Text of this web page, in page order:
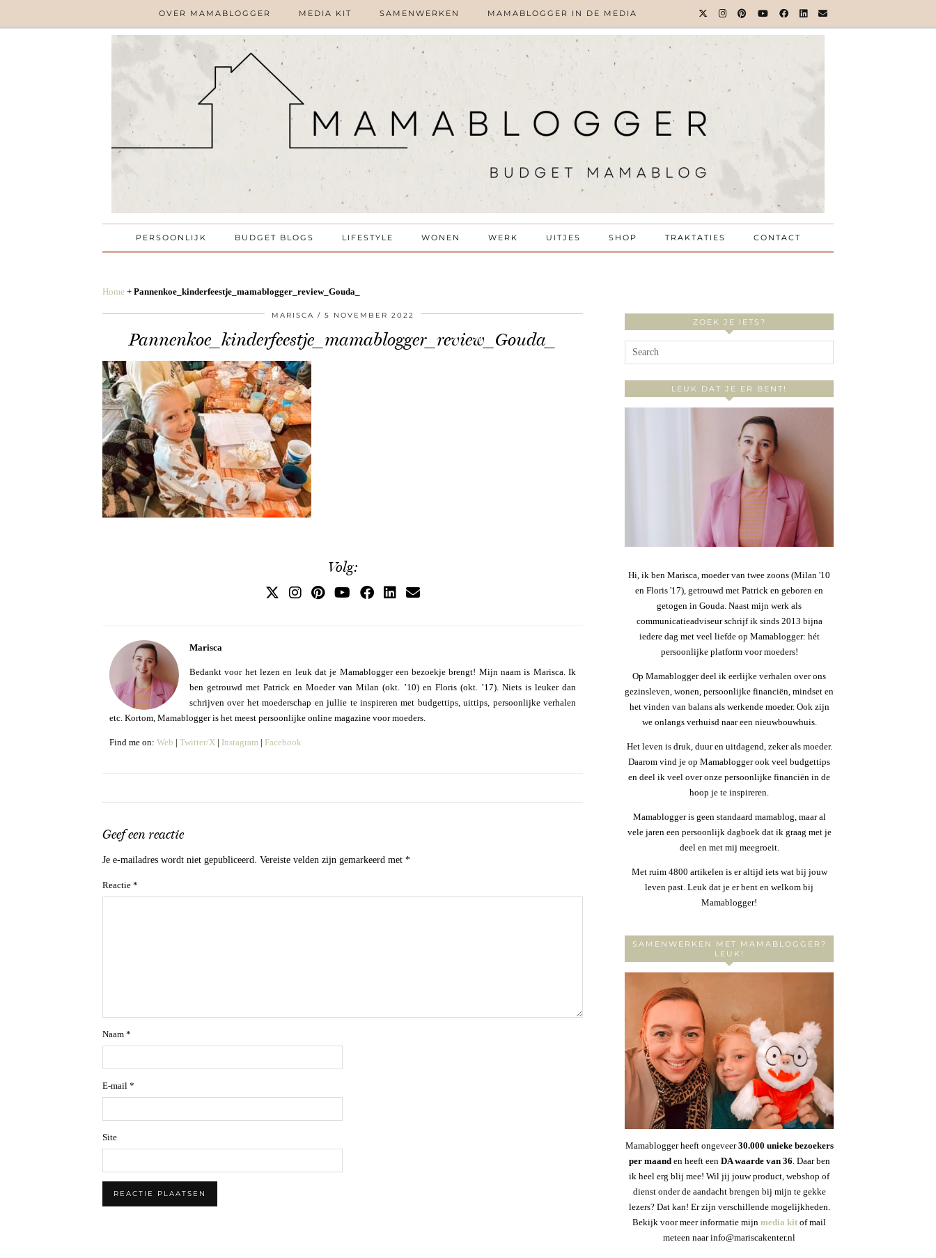
OVER MAMABLOGGER MEDIA KIT SAMENWERKEN MAMABLOGGER IN DE MEDIA
PERSOONLIJK BUDGET BLOGS LIFESTYLE WONEN WERK UITJES SHOP TRAKTATIES CONTACT
Home + Pannenkoe_kinderfeestje_mamablogger_review_Gouda_
MARISCA 5 NOVEMBER 2022
Pannenkoe_kinderfeestje_mamablogger_review_Gouda_
Volg:
Marisca
Bedankt voor het lezen en leuk dat je Mamablogger een bezoekje brengt! Mijn naam is Marisca. Ik
ben getrouwd met Patrick en Moeder van Milan (okt. ’10) en Floris (okt. ’17). Niets is leuker dan
schrijven over het moederschap en jullie te inspireren met budgettips, uittips, persoonlijke verhalen
etc. Kortom, Mamablogger is het meest persoonlijke online magazine voor moeders.
Find me on: Web | Twitter/X | Instagram | Facebook
Geef een reactie
Je e-mailadres wordt niet gepubliceerd. Vereiste velden zijn gemarkeerd met *
Reactie *
Naam *
E-mail *
Site
ZOEK JE IETS?
LEUK DAT JE ER BENT!
Hi, ik ben Marisca, moeder van twee zoons (Milan '10
en Floris '17), getrouwd met Patrick en geboren en
getogen in Gouda. Naast mijn werk als
communicatieadviseur schrijf ik sinds 2013 bijna
iedere dag met veel liefde op Mamablogger: hét
persoonlijke platform voor moeders!
Op Mamablogger deel ik eerlijke verhalen over ons
gezinsleven, wonen, persoonlijke financiën, mindset en
het vinden van balans als werkende moeder. Ook zijn
we onlangs verhuisd naar een nieuwbouwhuis.
Het leven is druk, duur en uitdagend, zeker als moeder.
Daarom vind je op Mamablogger ook veel budgettips
en deel ik veel over onze persoonlijke financiën in de
hoop je te inspireren.
Mamablogger is geen standaard mamablog, maar al
vele jaren een persoonlijk dagboek dat ik graag met je
deel en met mij meegroeit.
Met ruim 4800 artikelen is er altijd iets wat bij jouw
leven past. Leuk dat je er bent en welkom bij
Mamablogger!
SAMENWERKEN MET MAMABLOGGER?
LEUK!
Mamablogger heeft ongeveer30.000 unieke bezoekers
per maanden heeft een DA waarde van 36. Daar ben
ik heel erg blij mee! Wil jij jouw product, webshop of
dienst onder de aandacht brengen bij mijn te gekke
lezers? Dat kan! Er zijn verschillende mogelijkheden.
Bekijk voor meer informatie mijn media kit of mail
meteen naar info@mariscakenter.nl